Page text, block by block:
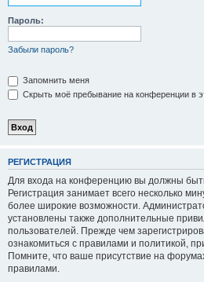
Пароль:
Забыли пароль?
Запомнить меня
Скрыть моё пребывание на конференции в
РЕГИСТРАЦИЯ
Для входа на конференцию вы должны
Регистрация занимает всего несколько
более широкие возможности.
установлены также дополнительные
пользователей. Прежде чем
ознакомиться с правилами и политикой,
Помните, что ваше присутствие на
правилами.